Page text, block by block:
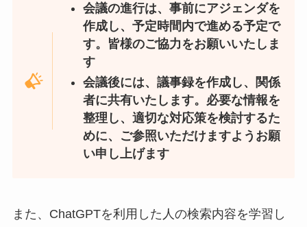
会議の進行は、事前にアジェンダを
作成し、予定時間内で進める予定で
す。皆様のご協力をお願いいたしま
す
会議後には、議事録を作成し、関係
者に共有いたします。必要な情報を
整理し、適切な対応策を検討するた
めに、ご参照いただけますようお願
い申し上げます
また、ChatGPTを利用した人の検索内容を学習し